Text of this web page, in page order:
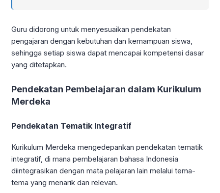
Guru didorong untuk menyesuaikan pendekatan
pengajaran dengan kebutuhan dan kemampuan siswa,
sehingga setiap siswa dapat mencapai kompetensi dasar
yang ditetapkan.
Pendekatan Pembelajaran dalam Kurikulum
Merdeka
Pendekatan Tematik Integratif
Kurikulum Merdeka mengedepankan pendekatan tematik
integratif, di mana pembelajaran bahasa Indonesia
diintegrasikan dengan mata pelajaran lain melalui tema-
tema yang menarik dan relevan.